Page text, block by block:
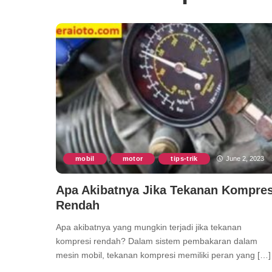
mobil , motor , tips-trik June 2, 2023
Apa Akibatnya Jika Tekanan
Rendah
Apa akibatnya yang mungkin terjadi jika tekanan
kompresi rendah? Dalam sistem pembakaran dalam
mesin mobil, tekanan kompresi memiliki peran yang […]